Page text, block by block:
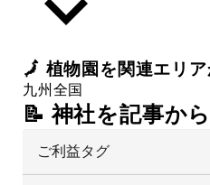
🗾 植物園 を関連エリ
九州 全国
📝 神社を記事か
ご利益タグ